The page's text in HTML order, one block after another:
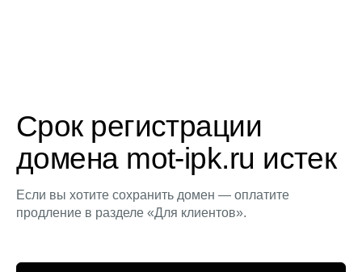
Срок регистрации
домена mot-ipk.ru истек
Если вы хотите сохранить домен — оплатите
продление в разделе «Для клиентов».